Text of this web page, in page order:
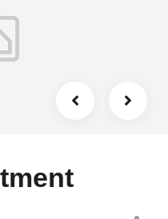
4 StühlenAußenanlage:
und diversen